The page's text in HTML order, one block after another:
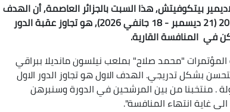
بيتكوفيتش, هذا السبت بالجزائر العاصمة, أن الهدف
الأولي لـ"الخضر" خلال نهائيات كأس إفريقيا للأمم 2025 (21 ديسمبر - 18 جانفي 2026), هو تجاوز عقبة الدور
في المنافسة القارية.
"محمد صلاح" بملعب نيلسون مانديلا ببراقي
بشكل تدريجي. الهدف الاول هو تجاوز الدور الاول
منتخبنا من بين المرشحين في الدورة وسنبرهن
غاية انتهاء المنافسة".